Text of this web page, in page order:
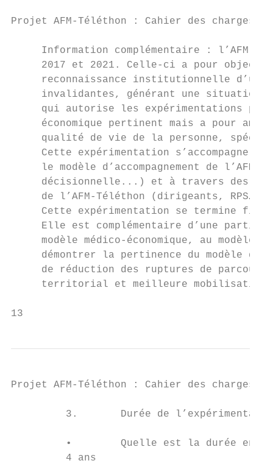
Projet AFM-Téléthon : Cahier des charges -
Information complémentaire : l’AFM-
2017 et 2021. Celle-ci a pour
reconnaissance institutionnelle d’un
invalidantes, générant une situation
qui autorise les expérimentations
économique pertinent mais a pour
qualité de vie de la personne,
Cette expérimentation s’accompagne
le modèle d’accompagnement de l’AFM-
décisionnelle...) et à travers des
     de l’AFM-Téléthon (dirigeants, RPS…)
Cette expérimentation se termine fin
Elle est complémentaire d’une
modèle médico-économique, au modèle
démontrer la pertinence du modèle
de réduction des ruptures de
territorial et meilleure
13
Projet AFM-Téléthon : Cahier des charges -
3.       Durée de
•        Quelle est la durée
         4 ans